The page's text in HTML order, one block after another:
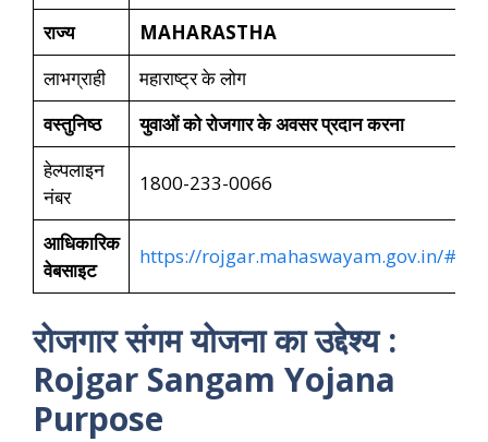
राज्य
MAHARASTHA
लाभग्राही
महाराष्ट्र के लोग
वस्‍तुनिष्‍ठ
युवाओं को रोजगार के अवसर प्रदान करना
हेल्पलाइन
नंबर
1800-233-0066
आधिकारिक
वेबसाइट
https://rojgar.mahaswayam.gov.in/#/
रोजगार संगम योजना का उद्देश्य :
Rojgar Sangam Yojana
Purpose